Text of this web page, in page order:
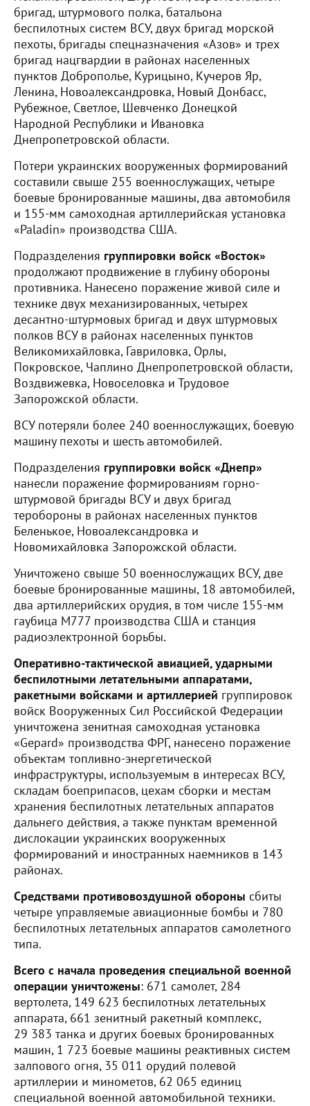
бригад, штурмового полка, батальона
беспилотных систем ВСУ, двух бригад морской
пехоты, бригады спецназначения «Азов» и трех
бригад нацгвардии в районах населенных
пунктов Доброполье, Курицыно, Кучеров Яр,
Ленина, Новоалександровка, Новый Донбасс,
Рубежное, Светлое, Шевченко Донецкой
Народной Республики и Ивановка
Днепропетровской области.
Потери украинских вооруженных формирований
составили свыше 255 военнослужащих, четыре
боевые бронированные машины, два автомобиля
и 155-мм самоходная артиллерийская установка
«Paladin» производства США.
Подразделения группировки войск «Восток»
продолжают продвижение в глубину обороны
противника. Нанесено поражение живой силе и
технике двух механизированных, четырех
десантно-штурмовых бригад и двух штурмовых
полков ВСУ в районах населенных пунктов
Великомихайловка, Гавриловка, Орлы,
Покровское, Чаплино Днепропетровской области,
Воздвижевка, Новоселовка и Трудовое
Запорожской области.
ВСУ потеряли более 240 военнослужащих, боевую
машину пехоты и шесть автомобилей.
Подразделения группировки войск «Днепр»
нанесли поражение формированиям горно-
штурмовой бригады ВСУ и двух бригад
теробороны в районах населенных пунктов
Беленькое, Новоалександровка и
Новомихайловка Запорожской области.
Уничтожено свыше 50 военнослужащих ВСУ, две
боевые бронированные машины, 18 автомобилей,
два артиллерийских орудия, в том числе 155-мм
гаубица М777 производства США и станция
радиоэлектронной борьбы.
Оперативно-тактической авиацией, ударными
беспилотными летательными аппаратами,
ракетными войсками и артиллерией группировок
войск Вооруженных Сил Российской Федерации
уничтожена зенитная самоходная установка
«Gepard» производства ФРГ, нанесено поражение
объектам топливно-энергетической
инфраструктуры, используемым в интересах ВСУ,
складам боеприпасов, цехам сборки и местам
хранения беспилотных летательных аппаратов
дальнего действия, а также пунктам временной
дислокации украинских вооруженных
формирований и иностранных наемников в 143
районах.
Средствами противовоздушной обороны сбиты
четыре управляемые авиационные бомбы и 780
беспилотных летательных аппаратов самолетного
типа.
Всего с начала проведения специальной военной
операции уничтожены: 671 самолет, 284
вертолета, 149 623 беспилотных летательных
аппарата, 661 зенитный ракетный комплекс,
29 383 танка и других боевых бронированных
машин, 1 723 боевые машины реактивных систем
залпового огня, 35 011 орудий полевой
артиллерии и минометов, 62 065 единиц
специальной военной автомобильной техники.